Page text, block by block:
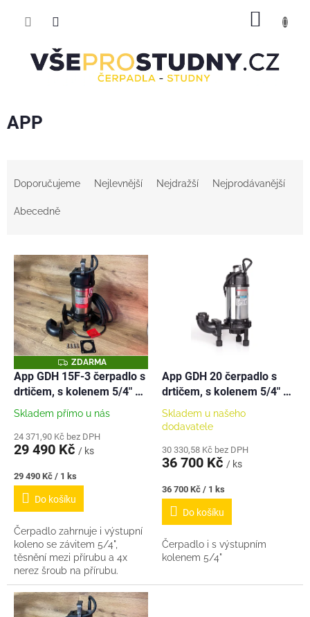
APP
Doporučujeme Nejlevnější Nejdražší Nejprodávanější
Abecedně
V
Z
D
A
R
A
ZDARMA
App GDH 15F-3 čerpadlo s
drtičem, s kolenem 5/4" v
ceně, 400V
Skladem přímo u nás
24 371,90 Kč bez DPH
29 490 Kč / ks
Měrná
cena:
29 490 Kč / 1 ks
Do košíku
Čerpadlo zahrnuje i výstupní
koleno se závitem 5/4",
těsnění mezi přírubu a 4x
nerez šroub na přírubu.
Potřebná ochrana motoru v
rozsahu 2,5-4A -
např. Ochrana 3f motoru
App GDH 20 čerpadlo s
drtičem, s kolenem 5/4" v
ceně, 400V
Skladem u našeho
dodavatele
30 330,58 Kč bez DPH
36 700 Kč / ks
Měrná
cena:
36 700 Kč / 1 ks
Do košíku
Čerpadlo i s výstupním
kolenem 5/4"